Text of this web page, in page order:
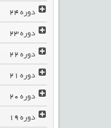
دوره
دوره
دوره
دوره
دوره
دوره